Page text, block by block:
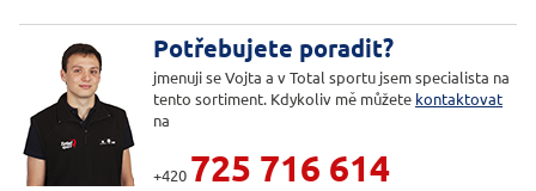
Potřebujete poradit?
jmenuji se Vojta a v Total sportu jsem specialista na
tento sortiment. Kdykoliv mě můžete kontaktovat
na
+420 725 716 614